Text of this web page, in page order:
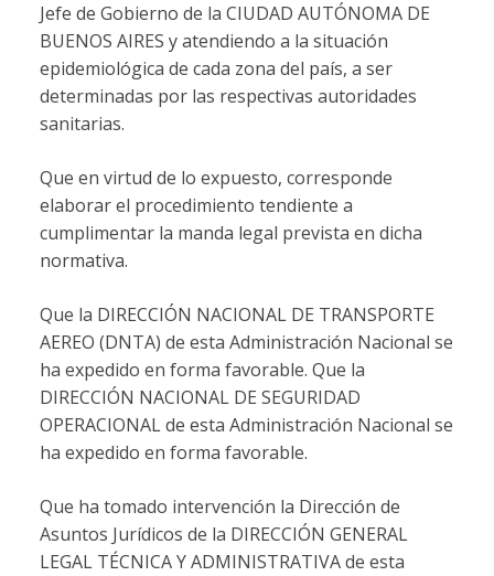
Jefe de Gobierno de la CIUDAD AUTÓNOMA DE
BUENOS AIRES y atendiendo a la situación
epidemiológica de cada zona del país, a ser
determinadas por las respectivas autoridades
sanitarias.
Que en virtud de lo expuesto, corresponde
elaborar el procedimiento tendiente a
cumplimentar la manda legal prevista en dicha
normativa.
Que la DIRECCIÓN NACIONAL DE TRANSPORTE
AEREO (DNTA) de esta Administración Nacional se
ha expedido en forma favorable. Que la
DIRECCIÓN NACIONAL DE SEGURIDAD
OPERACIONAL de esta Administración Nacional se
ha expedido en forma favorable.
Que ha tomado intervención la Dirección de
Asuntos Jurídicos de la DIRECCIÓN GENERAL
LEGAL TÉCNICA Y ADMINISTRATIVA de esta